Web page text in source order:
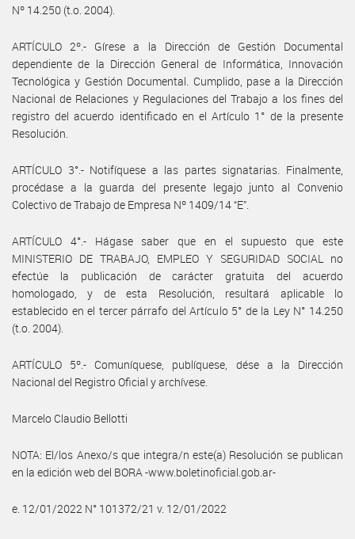
Nº 14.250 (t.o. 2004).
ARTÍCULO 2º.- Gírese a la Dirección de Gestión Documental
dependiente de la Dirección General de Informática, Innovación
Tecnológica y Gestión Documental. Cumplido, pase a la Dirección
Nacional de Relaciones y Regulaciones del Trabajo a los fines del
registro del acuerdo identificado en el Artículo 1° de la presente
Resolución.
ARTÍCULO 3°.- Notifíquese a las partes signatarias. Finalmente,
procédase a la guarda del presente legajo junto al Convenio
Colectivo de Trabajo de Empresa Nº 1409/14 “E”.
ARTÍCULO 4°.- Hágase saber que en el supuesto que este
MINISTERIO DE TRABAJO, EMPLEO Y SEGURIDAD SOCIAL no
efectúe la publicación de carácter gratuita del acuerdo
homologado, y de esta Resolución, resultará aplicable lo
establecido en el tercer párrafo del Artículo 5° de la Ley N° 14.250
(t.o. 2004).
ARTÍCULO 5º.- Comuníquese, publíquese, dése a la Dirección
Nacional del Registro Oficial y archívese.
Marcelo Claudio Bellotti
NOTA: El/los Anexo/s que integra/n este(a) Resolución se publican
en la edición web del BORA -www.boletinoficial.gob.ar-
e. 12/01/2022 N° 101372/21 v. 12/01/2022